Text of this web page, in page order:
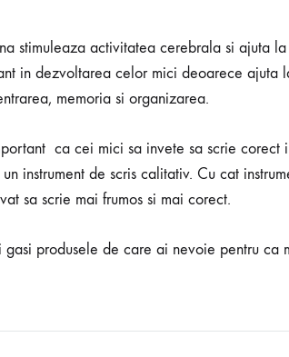
stimuleaza activitatea cerebrala si ajuta
in dezvoltarea celor mici deoarece ajuta
memoria si organizarea.
ca cei mici sa invete sa scrie
instrument de scris calitativ. Cu cat
sa scrie mai frumos si mai corect.
gasi produsele de care ai nevoie pentru ca